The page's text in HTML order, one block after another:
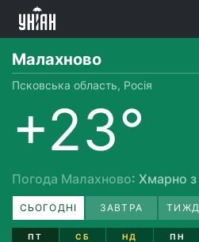
Малахново
Псковська область, Росія
+23°
Погода Малахново: Хмарно
СЬОГОДНІ ЗАВТРА
ПТ
СБ
НД
ПН